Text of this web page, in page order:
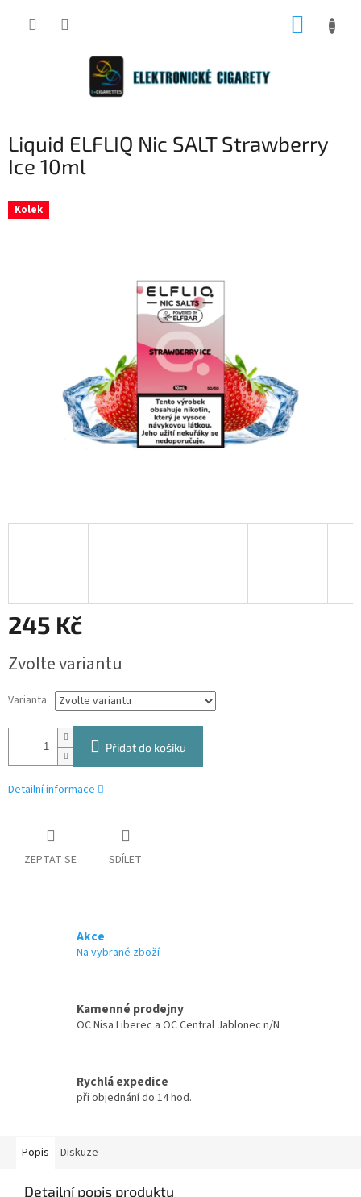
Liquid ELFLIQ Nic SALT Strawberry
Ice 10ml
Kolek
245 Kč
cena:
Zvolte variantu
Varianta
Přidat do košíku
Detailní informace
ZEPTAT SE SDÍLET
Akce
Na vybrané zboží
Kamenné prodejny
OC Nisa Liberec a OC Central Jablonec n/N
Rychlá expedice
při objednání do 14 hod.
Popis Diskuze
Detailní popis produktu